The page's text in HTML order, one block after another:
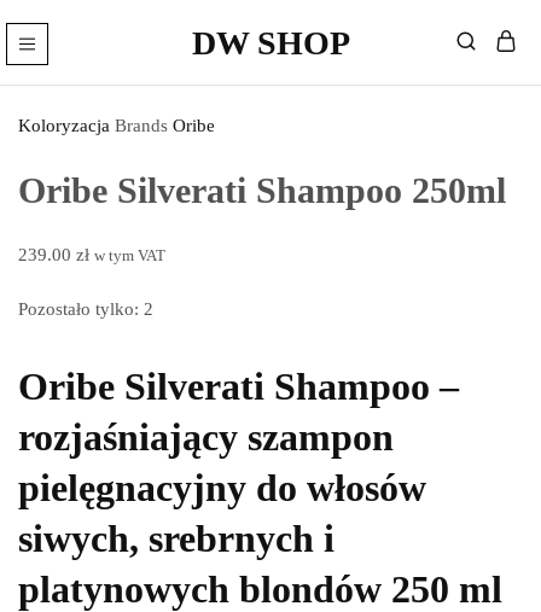
DW SHOP
Shop
Fryzjerskie
–
Koloryzacja Brands Oribe
Oribe Silverati Shampoo 250ml
239.00 zł w tym VAT
Pozostało tylko: 2
Oribe Silverati Shampoo –
rozjaśniający szampon
pielęgnacyjny do włosów
siwych, srebrnych i
platynowych blondów 250 ml